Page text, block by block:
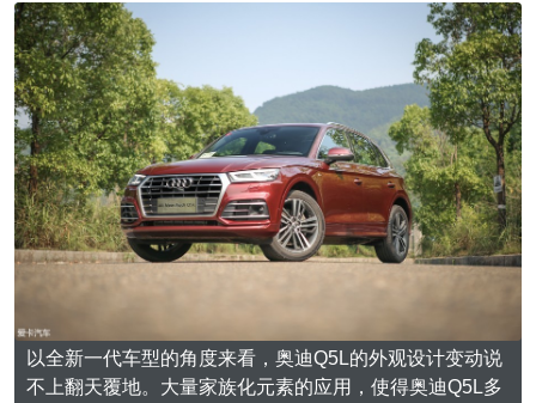
以全新一代车型的角度来看，奥迪Q5L的外观设计变动说
不上翻天覆地。大量家族化元素的应用，使得奥迪Q5L多